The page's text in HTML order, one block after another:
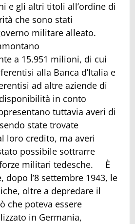
e gli altri titoli all’ordine di
che sono stati
militare alleato.
a 15.951 milioni, di cui
alla Banca d’Italia e
ad altre aziende di
in conto
tuttavia averi di
state trovate
loro credito, ma averi
possibile sottrarre
forze militari tedesche. È
dopo l’8 settembre 1943, le
oltre a depredare il
che poteva essere
in Germania,